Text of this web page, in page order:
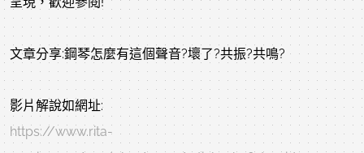
文章分享:鋼琴怎麼有這個聲音?壞了?共振?共鳴?
影片解說如網址:
https://www.rita-